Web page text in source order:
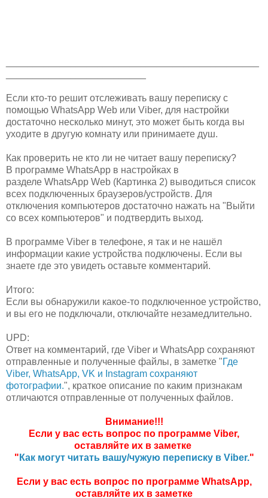
Если кто-то решит отслеживать вашу переписку с
помощью WhatsApp Web или Viber, для настройки
достаточно несколько минут, это может быть когда вы
уходите в другую комнату или принимаете душ.
Как проверить не кто ли не читает вашу переписку?
В программе WhatsApp в настройках в
разделе WhatsApp Web (Картинка 2) выводиться список
всех подключенных браузеров/устройств. Для
отключения компьютеров достаточно нажать на "Выйти
со всех компьютеров" и подтвердить выход.
В программе Viber в телефоне, я так и не нашёл
информации какие устройства подключены. Если вы
знаете где это увидеть оставьте комментарий.
Итого:
Если вы обнаружили какое-то подключенное устройство,
и вы его не подключали, отключайте незамедлительно.
UPD:
Ответ на комментарий, где Viber и WhatsApp сохраняют
отправленные и полученные файлы, в заметке "Где
Viber, WhatsApp, VK и Instagram сохраняют
фотографии.", краткое описание по каким признакам
отличаются отправленные от полученных файлов.
Внимание!!!
Если у вас есть вопрос по программе Viber,
оставляйте их в заметке
" Как могут читать вашу/чужую переписку в Viber."
Если у вас есть вопрос по программе WhatsApp,
оставляйте их в заметке